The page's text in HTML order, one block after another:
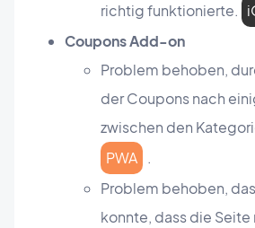
richtig funktionierte.
Coupons Add-on
Problem behoben,
der Coupons nach
zwischen den
PWA
.
Problem behoben,
konnte, dass die